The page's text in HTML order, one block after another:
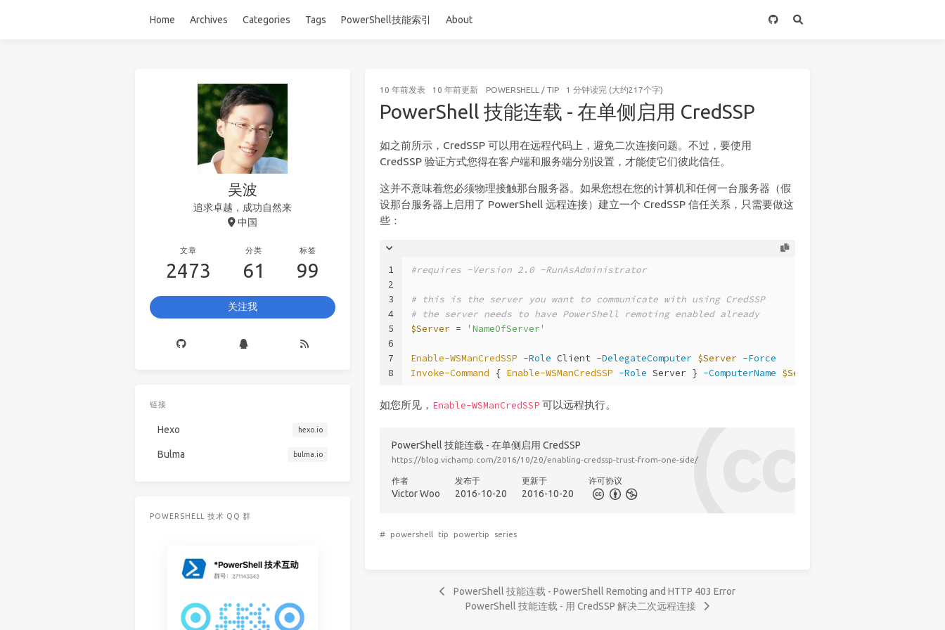
Home Archives Categories Tags PowerShell技能索引 About
10 年前发表 10 年前更新 POWERSHELL / TIP 1 分钟读完 (大约217个字)
PowerShell 技能连载 - 在单侧启用 CredSSP
如之前所示，CredSSP 可以用在远程代码上，避免二次连接问题。不过，要使用
CredSSP 验证方式您得在客户端和服务端分别设置，才能使它们彼此信任。
这并不意味着您必须物理接触那台服务器。如果您想在您的计算机和任何一台服务器（假
设那台服务器上启用了 PowerShell 远程连接）建立一个 CredSSP 信任关系，只需要做这
些：
1
2
3
4
5
6
7
8
#requires -Version 2.0 -RunAsAdministrator
# this is the server you want to communicate with using CredSSP
# the server needs to have PowerShell remoting enabled already
$Server = 'NameOfServer'
Enable-WSManCredSSP -Role Client -DelegateComputer $Server -Force
Invoke-Command { Enable-WSManCredSSP -Role Server } -ComputerName $Server
如您所见， Enable-WSManCredSSP可以远程执行。
PowerShell 技能连载 - 在单侧启用 CredSSP
https://blog.vichamp.com/2016/10/20/enabling-credssp-trust-from-one-side/
作者
Victor Woo
发布于
2016-10-20
更新于
2016-10-20
许可协议
# powershell tip powertip series
PowerShell 技能连载 - PowerShell Remoting and HTTP 403 Error
PowerShell 技能连载 - 用 CredSSP 解决二次远程连接
吴波
追求卓越，成功自然来
中国
文章
2473
分类
61
标签
99
关注我
链接
Hexo hexo.io
Bulma bulma.io
POWERSHELL 技术 QQ 群